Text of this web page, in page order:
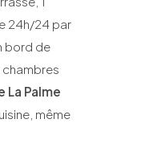
24h/24 par
bord de
La Palme
même